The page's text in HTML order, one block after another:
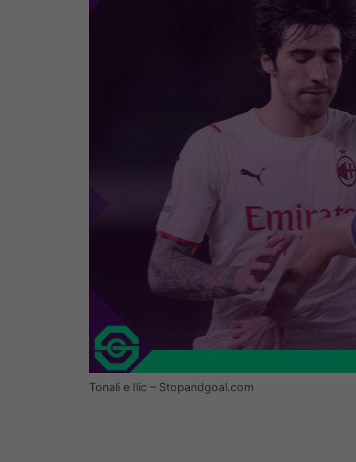
Tonali e Ilic – Stopandgoal.com